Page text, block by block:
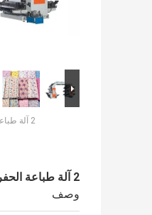
2 آلة طباعة الحفر بالألوان فليكسو
2 آلة طباعة الحفر بالألوان فليكسو
وصف